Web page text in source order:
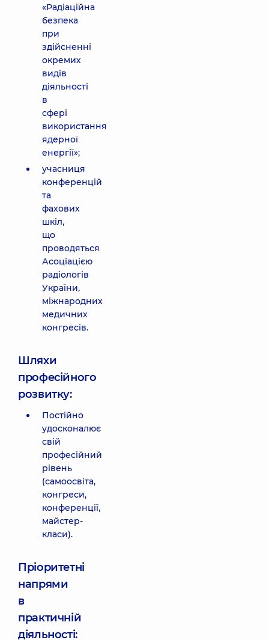
«Радіаційна
безпека
при
здійсненні
окремих
видів
діяльності
в
сфері
використання
ядерної
енергії»;
учасниця
конференцій
та
фахових
шкіл,
що
проводяться
Асоціацією
радіологів
України,
міжнародних
медичних
конгресів.
Шляхи
професійного
розвитку:
Постійно
удосконалює
свій
професійний
рівень
(самоосвіта,
конгреси,
конференції,
майстер-
класи).
Пріоритетні
напрями
в
практичній
діяльності: